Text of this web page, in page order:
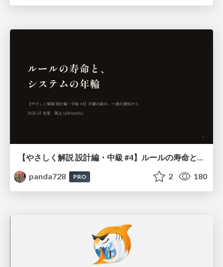
【やさしく解説 設計編・中級 #4】ルールの寿命と、システムの年輪
panda728
PRO 2 180